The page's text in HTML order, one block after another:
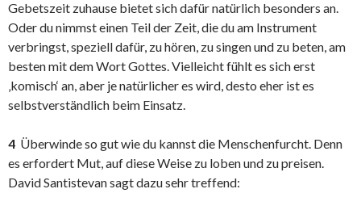
Gebetszeit zuhause bietet sich dafür natürlich besonders an.
Oder du nimmst einen Teil der Zeit, die du am Instrument
verbringst, speziell dafür, zu hören, zu singen und zu beten, am
besten mit dem Wort Gottes. Vielleicht fühlt es sich erst
‚komisch‘ an, aber je natürlicher es wird, desto eher ist es
selbstverständlich beim Einsatz.
4 Überwinde so gut wie du kannst die Menschenfurcht. Denn
es erfordert Mut, auf diese Weise zu loben und zu preisen.
David Santistevan sagt dazu sehr treffend: